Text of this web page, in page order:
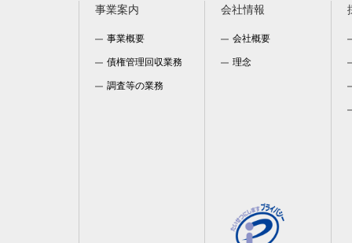
事業案内
事業概要
債権管理回収業務
調査等の業務
会社情報
会社概要
理念